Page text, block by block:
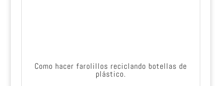
Como hacer farolillos reciclando botellas de
plástico.